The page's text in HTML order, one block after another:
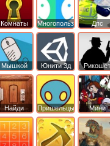
Комнаты Дпс
Мышкой Юнити 3д Рикошет
Найди
выход
Пришельцы Мини